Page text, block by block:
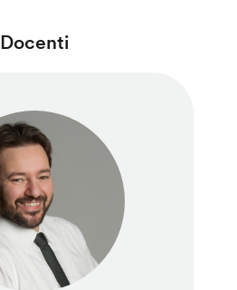
Docenti